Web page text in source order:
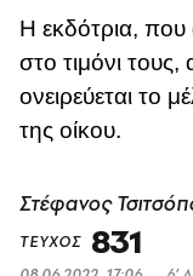
Η εκδότρια,
στο τιμόνι τους,
ονειρεύεται το
της οίκου.
Στέφανος
ΤΕΥΧΟΣ 831